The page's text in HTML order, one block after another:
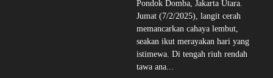
Pondok Domba, Jakarta Utara.
Jumat (7/2/2025), langit cerah
memancarkan cahaya lembut,
seakan ikut merayakan hari yang
istimewa. Di tengah riuh rendah
tawa ana...